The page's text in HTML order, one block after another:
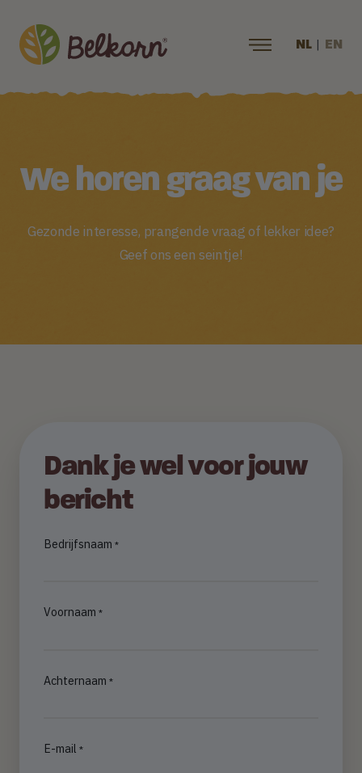
NL | EN
We horen graag van je
Gezonde interesse, prangende vraag of lekker idee?
Geef ons een seintje!
Dank je wel voor jouw
bericht
Bedrijfsnaam
Voornaam
Achternaam
E-mail